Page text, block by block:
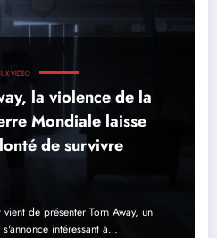
VIDÉO
la violence de la
Mondiale laisse
de survivre
de présenter Torn Away, un
intéressant à…